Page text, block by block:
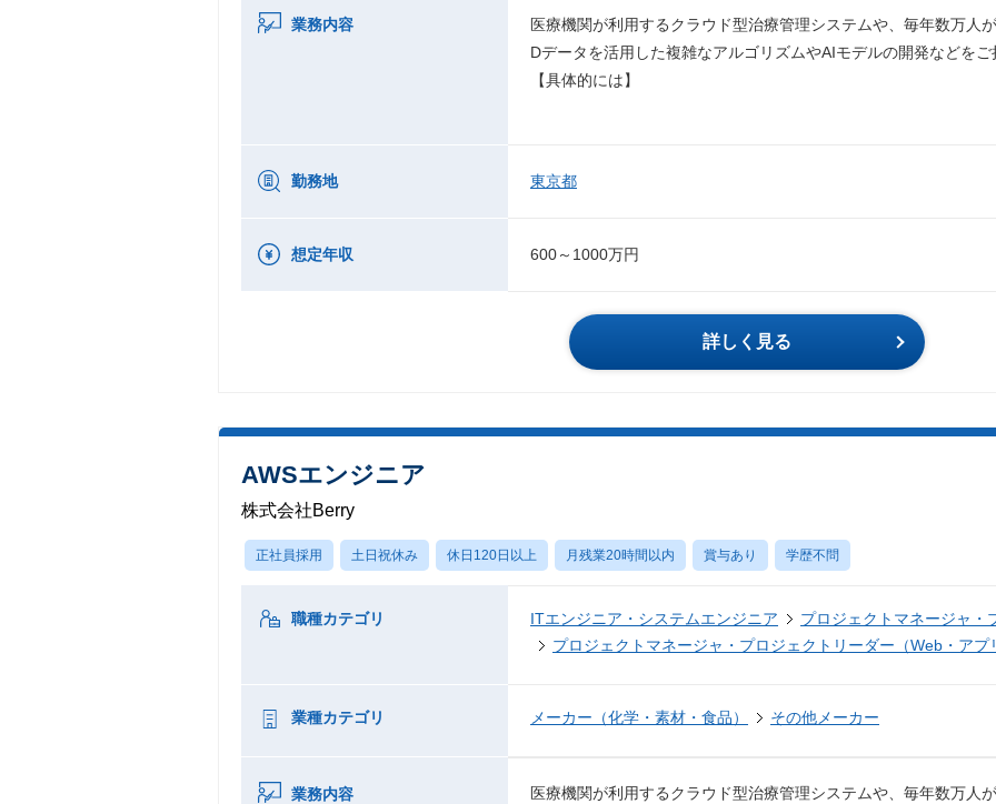
業務内容
医療機関が利用するクラウド型治療管理システムや、毎年数万人
Dデータを活用した複雑なアルゴリズムやAIモデルの開発などをご
【具体的には】
勤務地 東京都
想定年収 600～1000万円
詳しく見る
AWSエンジニア
株式会社Berry
正社員採用 土日祝休み 休日120日以上 月残業20時間以内 賞与あり 学歴不問
職種カテゴリ ITエンジニア・システムエンジニア
プロジェクトマネージャ・
プロジェクトマネージャ・プロジェクトリーダー（Web・アプ
業種カテゴリ メーカー（化学・素材・食品） その他メーカー
業務内容
医療機関が利用するクラウド型治療管理システムや、毎年数万人